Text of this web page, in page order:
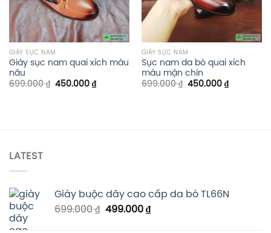
GIÀY SỤC NAM
Giày sục nam quai xích màu
nâu
699.000₫ 450.000 ₫
GIÀY SỤC NAM
Sục nam da bò quai xích
màu mận chín
699.000₫ 450.000 ₫
LATEST
Giày buộc dây cao cấp da bò TL66N
699.000₫ 499.000₫